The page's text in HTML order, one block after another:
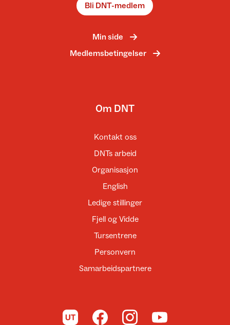
Bli DNT-medlem
Min side
Medlemsbetingelser
Om DNT
Kontakt oss
DNTs arbeid
Organisasjon
English
Ledige stillinger
Fjell og Vidde
Tursentrene
Personvern
Samarbeidspartnere
Til UT.no Til DNT på Facebook
Til DNT på Instagram
Til DNT på YouTube